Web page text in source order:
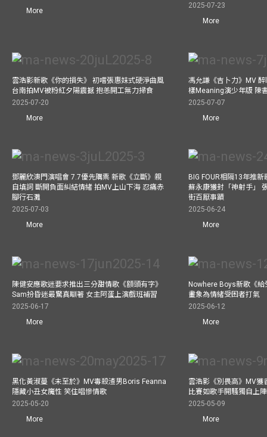
More
2025-07-23
More
雲浩影新歌《你的損失》 初嚐張惠妹式硬淨曲風
台南拍MV被粉紅夕陽震撼 抱恙開工無力掃食
2025-07-20
More
馮允謙《吉卜力》MV
樣Meaning演少年版 陳
2025-07-07
More
鄧麗欣澳門演唱會 7.7優先購票 新歌《立斷》親
自填詞 斷開負面糾結情緒 拍MV上山下海 忍痛赤
腳行石灘
2025-07-03
More
BIG FOUR相隔13年推
蘇永康獲封「神射手」
街百厭事蹟
2025-06-24
More
陳健安應歌迷要求推出三分甜情歌《額頭有字》
Sam扮昏迷最驚真瞓著 女主阿蛋上演戲班補習
2025-06-17
More
Nowhere Boys新歌《
畫象為情緒受困者打氣
2025-06-12
More
黑化黃淑蔓《未至於》MV毒殺渣男Boris Feanna
隱藏小丑女魔性 笑住唱慘情歌
2025-05-20
More
雲浩影《別畏高》MV獲
比賽如歌手開騷獨自上
2025-05-09
More